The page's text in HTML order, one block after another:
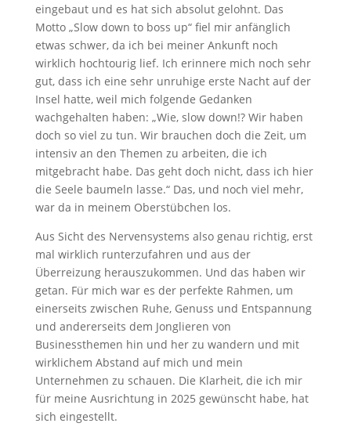
eingebaut und es hat sich absolut gelohnt. Das
Motto „Slow down to boss up“ fiel mir anfänglich
etwas schwer, da ich bei meiner Ankunft noch
wirklich hochtourig lief. Ich erinnere mich noch sehr
gut, dass ich eine sehr unruhige erste Nacht auf der
Insel hatte, weil mich folgende Gedanken
wachgehalten haben: „Wie, slow down!? Wir haben
doch so viel zu tun. Wir brauchen doch die Zeit, um
intensiv an den Themen zu arbeiten, die ich
mitgebracht habe. Das geht doch nicht, dass ich hier
die Seele baumeln lasse.“ Das, und noch viel mehr,
war da in meinem Oberstübchen los.
Aus Sicht des Nervensystems also genau richtig, erst
mal wirklich runterzufahren und aus der
Überreizung herauszukommen. Und das haben wir
getan. Für mich war es der perfekte Rahmen, um
einerseits zwischen Ruhe, Genuss und Entspannung
und andererseits dem Jonglieren von
Businessthemen hin und her zu wandern und mit
wirklichem Abstand auf mich und mein
Unternehmen zu schauen. Die Klarheit, die ich mir
für meine Ausrichtung in 2025 gewünscht habe, hat
sich eingestellt.